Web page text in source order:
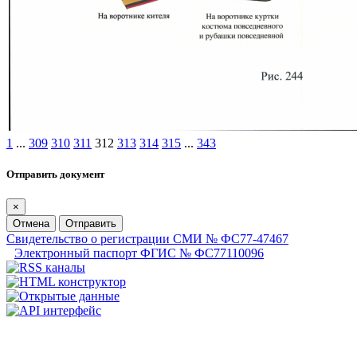
1 ... 309 310 311 312 313 314 315 ... 343
Отправить документ
×
Отмена
Отправить
Свидетельство о регистрации СМИ № ФС77-47467
Электронный паспорт ФГИС № ФС77110096